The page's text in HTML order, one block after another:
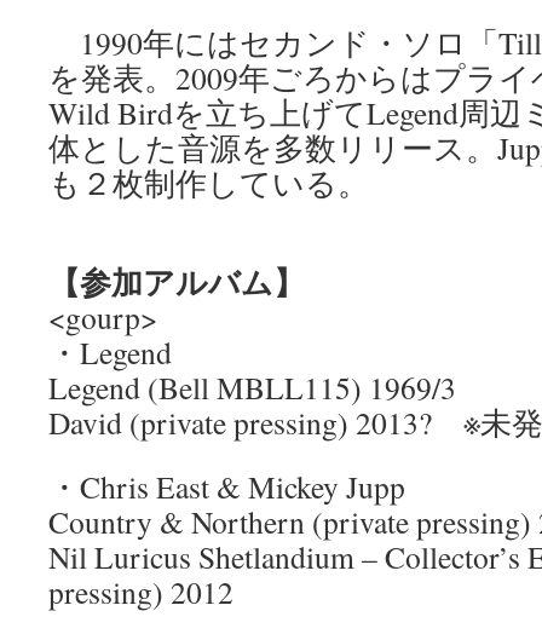
1990年にはセカンド・ソロ「Till
を発表。2009年ごろからはプラ
Wild Birdを立ち上げてLegend周
体とした音源を多数リリース。
も２枚制作している。
【参加アルバム】
<gourp>
・Legend
Legend (Bell MBLL115) 1969/3
David (private pressing) 2013? ※未
・Chris East & Mickey Jupp
Country & Northern (private pressing)
Nil Luricus Shetlandium – Collector’s
pressing) 2012